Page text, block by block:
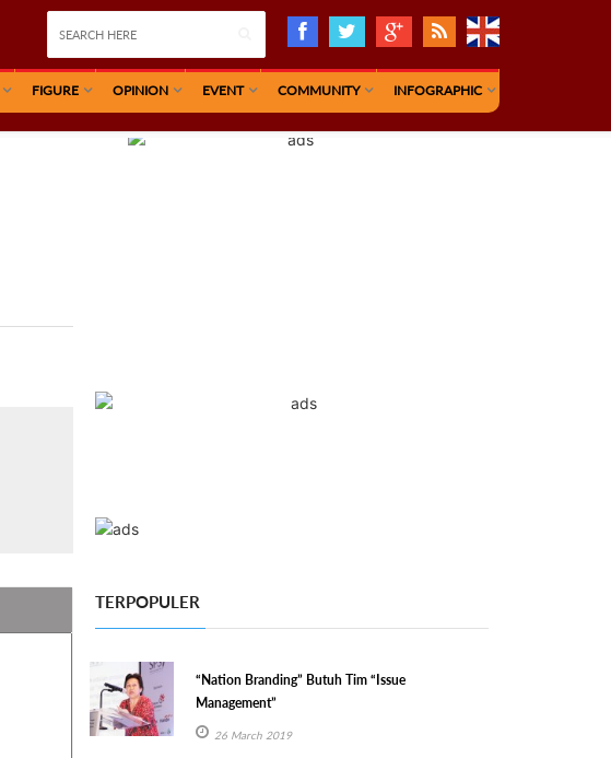
FIGURE OPINION EVENT COMMUNITY INFOGRAPHIC
TERPOPULER
“Nation Branding” Butuh Tim “Issue
Management”
26 March 2019